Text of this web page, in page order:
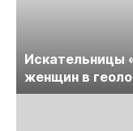
Искательницы
женщин в